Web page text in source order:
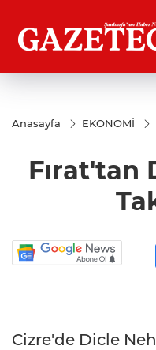
Anasayfa EKONOMİ
Fırat'tan
Cizre'de Dicle